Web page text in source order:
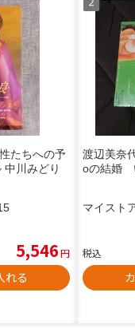
たちへの予
川みどり
5,546円
れる
渡辺美奈
oの結婚
マイスト
税込